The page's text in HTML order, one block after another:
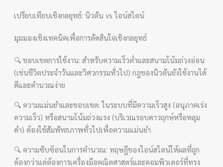
เปรียบเทียบเชิงกลยุทธ์: นิวตัน vs ไอน์สไตน์
มุมมองเชิงเทคนิคเพื่อการตัดสินใจเชิงกลยุทธ์
🔍 ขอบเขตการใช้งาน: สำหรับความเร็วต่ำและสนามโน้มถ่วงอ่อน
(เช่นชีวิตประจำวันและวิศวกรรมทั่วไป) กฎของนิวตันยังใช้งานได้
ดีและคำนวณง่าย
🔍 ความแม่นยำและขอบเขต: ในระบบที่มีความเร็วสูง (อนุภาคเร่ง
ความเร็ว) หรือสนามโน้มถ่วงแรง (บริเวณรอบดาวฤกษ์หรือหลุม
ดำ) ต้องใช้สัมพัทธภาพทั่วไปเพื่อความแม่นยำ
🔍 ความซับซ้อนในการคำนวณ: ทฤษฎีของไอน์สไตน์ให้ผลที่ถูก
ต้องกว่าแต่ต้องการเครื่องมือคณิตศาสตร์และคอมพิวเตอร์ที่ทรง